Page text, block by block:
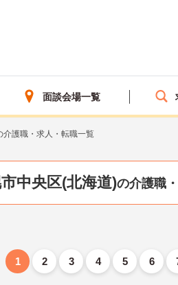
面談会場一覧
介護職・求人・転職一覧
中央区(北海道)の介護職
1 2 3 4 5 6